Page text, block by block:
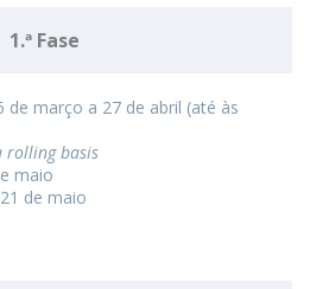
1.ª Fase
de março a 27 de abril (até às
rolling basis
maio
de maio